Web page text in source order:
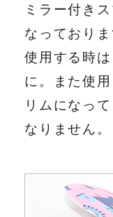
ミラー付き
なっており
使用する時
に。また使
リムになっ
なりません。